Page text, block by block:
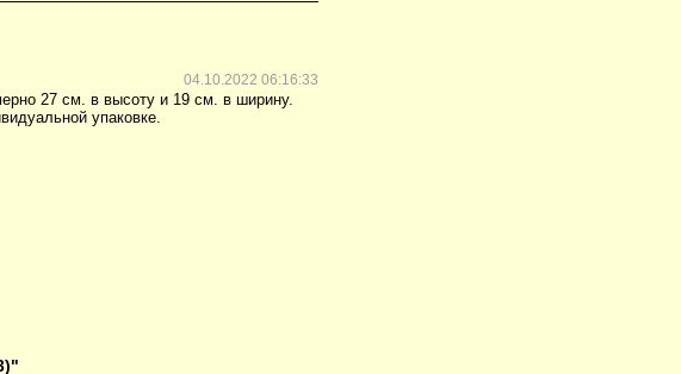
04.10.2022 06:16:33
27 см. в высоту и 19 см. в ширину.
упаковке.